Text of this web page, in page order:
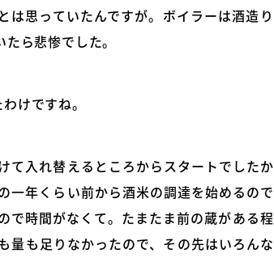
は思っていたんですが。ボイラーは酒造
ら悲惨でした。
けですね。
入れ替えるところからスタートでした
一年くらい前から酒米の調達を始めるの
で時間がなくて。たまたま前の蔵がある
量も足りなかったので、その先はいろん